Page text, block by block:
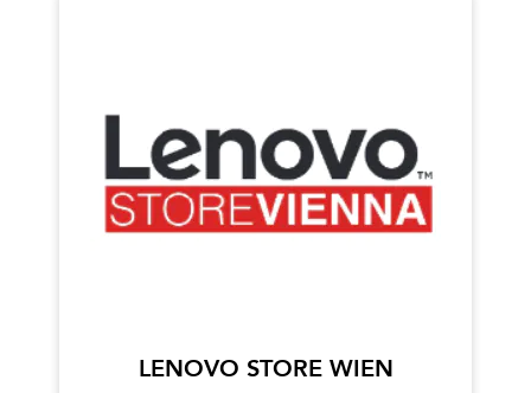
LENOVO STORE WIEN